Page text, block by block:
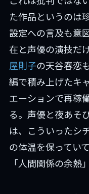
た作品というのは
設定への言及も意
在と声優の演技だ
屋則子の天谷春恋も
編で積み上げたキ
エーションで再稼
る。声優と夜あそ
は、こういったシ
の体温を保ってい
「人間関係の余熱